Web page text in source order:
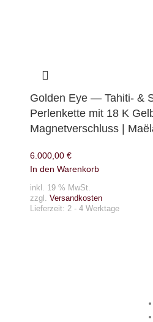
Golden Eye — Tahiti- &
Perlenkette mit 18 K
Magnetverschluss |
6.000,00 €
In den Warenkorb
inkl. 19 % MwSt.
zzgl. Versandkosten
Lieferzeit: 2 - 4 Werktage